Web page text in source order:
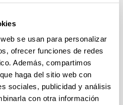
se usan para personalizar
ofrecer funciones de redes
Además, compartimos
haga del sitio web con
sociales, publicidad y análisis
con otra información
Investigador Doctor,
19/06/2026 - 20/07/2026
documento de compromiso
LIDERADOS POR